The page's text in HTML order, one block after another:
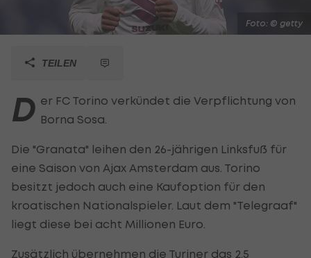
Foto: © getty
TEILEN
D er FC Torino verkündet die Verpflichtung von
Borna Sosa.
Die "Granata" leihen den 26-jährigen Linksfuß für
eine Saison von Ajax Amsterdam aus. Torino
besitzt jedoch auch eine Kaufoption für den
kroatischen Nationalspieler. Laut dem "Telegraaf"
liegt diese bei acht Millionen Euro.
Zusätzlich übernehmen die Turiner das 2,5